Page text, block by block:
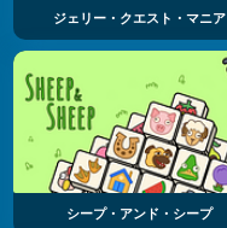
ジェリー・クエスト・マニア
シープ・アンド・シープ